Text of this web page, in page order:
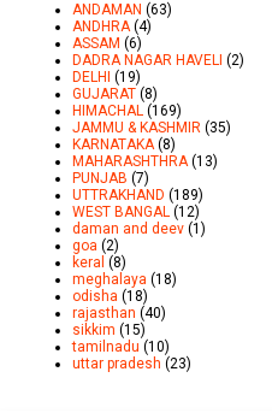
ANDAMAN (63)
ANDHRA (4)
ASSAM (6)
DADRA NAGAR HAVELI (2)
DELHI (19)
GUJARAT (8)
HIMACHAL (169)
JAMMU & KASHMIR (35)
KARNATAKA (8)
MAHARASHTHRA (13)
PUNJAB (7)
UTTRAKHAND (189)
WEST BANGAL (12)
daman and deev (1)
goa (2)
keral (8)
meghalaya (18)
odisha (18)
rajasthan (40)
sikkim (15)
tamilnadu (10)
uttar pradesh (23)